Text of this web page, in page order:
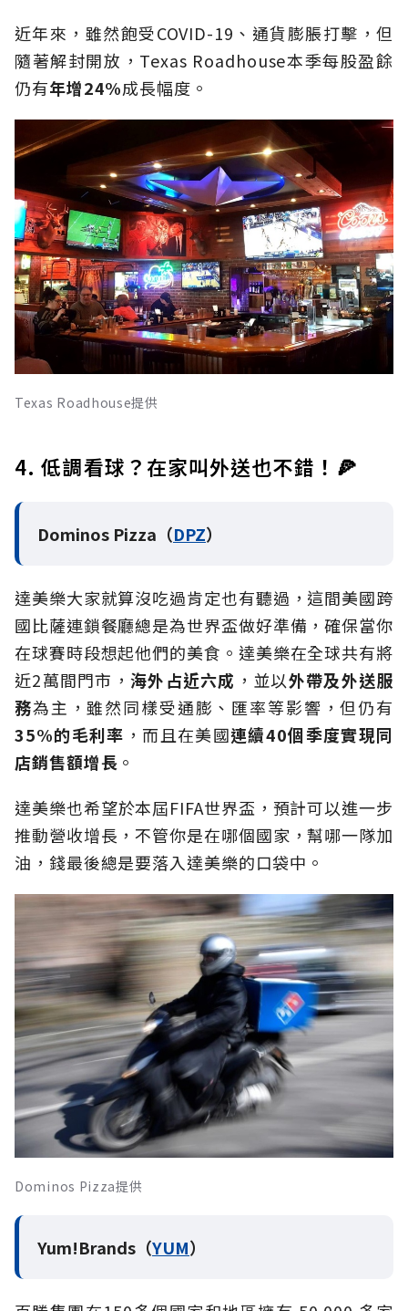
近年來，雖然飽受COVID-19、通貨膨脹打擊，但
隨著解封開放，Texas Roadhouse本季每股盈餘
仍有年增24%成長幅度。
Texas Roadhouse提供
4. 低調看球？在家叫外送也不錯！🍕
Dominos Pizza（DPZ）
達美樂大家就算沒吃過肯定也有聽過，這間美國跨
國比薩連鎖餐廳總是為世界盃做好準備，確保當你
在球賽時段想起他們的美食。達美樂在全球共有將
近2萬間門市，海外占近六成 ，並以外帶及外送服
務為主，雖然同樣受通膨、匯率等影響，但仍有
35%的毛利率 ，而且在美國連續40個季度實現同
店銷售額增長 。
達美樂也希望於本屆FIFA世界盃，預計可以進一步
推動營收增長，不管你是在哪個國家，幫哪一隊加
油，錢最後總是要落入達美樂的口袋中。
Dominos Pizza提供
Yum!Brands（YUM）